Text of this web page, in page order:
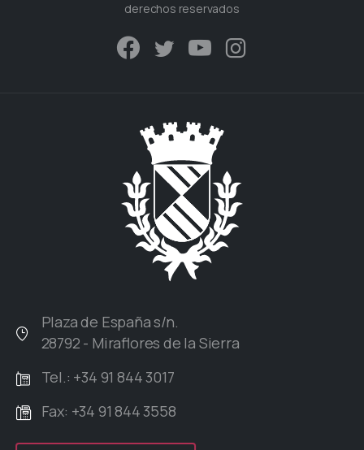
derechos reservados
Plaza de España s/n.
28792 - Miraflores de la Sierra
Tel.: +34 91 844 3017
Fax: +34 91 844 3558